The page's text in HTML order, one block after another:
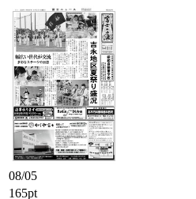
08/05
165pt